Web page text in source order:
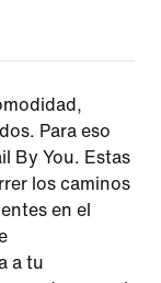
Para eso
By You. Estas
los caminos
en el
a tu